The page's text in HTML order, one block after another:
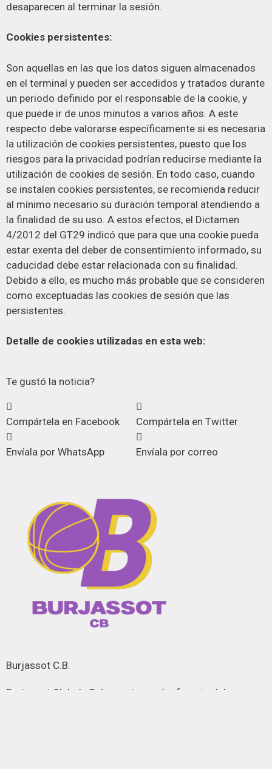
desaparecen al terminar la sesión.
Cookies persistentes:
Son aquellas en las que los datos siguen almacenados
en el terminal y pueden ser accedidos y tratados durante
un periodo definido por el responsable de la cookie, y
que puede ir de unos minutos a varios años. A este
respecto debe valorarse específicamente si es necesaria
la utilización de cookies persistentes, puesto que los
riesgos para la privacidad podrían reducirse mediante la
utilización de cookies de sesión. En todo caso, cuando
se instalen cookies persistentes, se recomienda reducir
al mínimo necesario su duración temporal atendiendo a
la finalidad de su uso. A estos efectos, el Dictamen
4/2012 del GT29 indicó que para que una cookie pueda
estar exenta del deber de consentimiento informado, su
caducidad debe estar relacionada con su finalidad.
Debido a ello, es mucho más probable que se consideren
como exceptuadas las cookies de sesión que las
persistentes.
Detalle de cookies utilizadas en esta web:
Te gustó la noticia?
Compártela en Facebook Compártela en Twitter
Envíala por WhatsApp Envíala por correo
Burjassot C.B.
Burjassot Club de Baloncesto es el referente del